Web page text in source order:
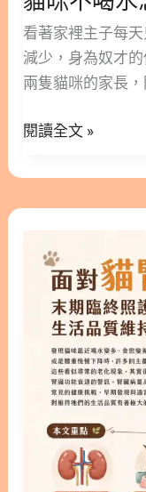
因為細菌感染而
床上高達 55% 到
胱炎 (FIC, Feline
種「無菌性」的
主要由神經、內
物，就極容易引
的危急狀況。 2.
不能只吃蔓越莓
「壓力、腦部與
道」狂吃蔓越莓
無法解決根本問
引，提供豐富的
性膀胱炎的黃金
建議採取「情緒
略。 3. 打造無壓
看著家裡主子每
減少，身為奴才
兩隻貓咪的家長
喝水的動物，如
結石與慢性腎臟
這篇文章，我將
發，帶你了解為
痛」幫家裡的主
咪長期吃乾乾水
顯示內容目錄 內
生不愛喝水？長
學：如何漸進式
氣味與質地的適
比例（25% 法則
加水 2.4. 階段四
乾糧轉濕食總結
咪水分參考文獻
的
4
階
段
水
學
閱讀全文 »
竭：